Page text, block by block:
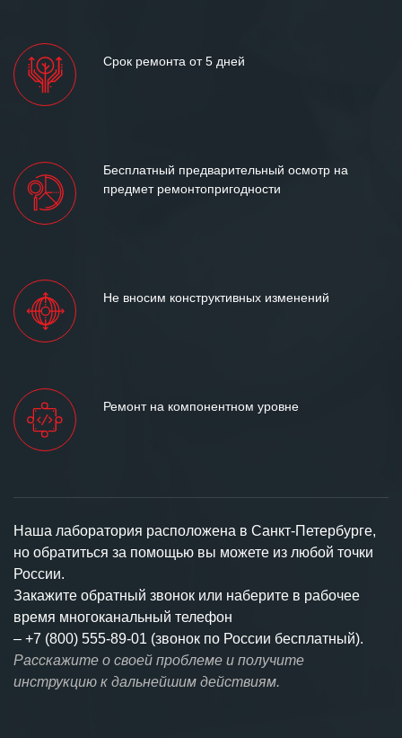
Срок ремонта от 5 дней
Бесплатный предварительный осмотр на
предмет ремонтопригодности
Не вносим конструктивных изменений
Ремонт на компонентном уровне
Наша лаборатория расположена в Санкт-Петербурге,
но обратиться за помощью вы можете из любой точки
России.
Закажите обратный звонок или наберите в рабочее
время многоканальный телефон
– +7 (800) 555-89-01 (звонок по России бесплатный).
Расскажите о своей проблеме и получите
инструкцию к дальнейшим действиям.